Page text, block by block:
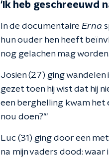
'Ik heb geschreeuwd
In de documentaire Erna
hun ouder hen heeft
nog gelachen mag worden.
Josien (27) ging
gezet toen hij wist dat hij
een berghelling kwam het
nou doen?’"
Luc (31) ging door een
na mijn vaders dood: